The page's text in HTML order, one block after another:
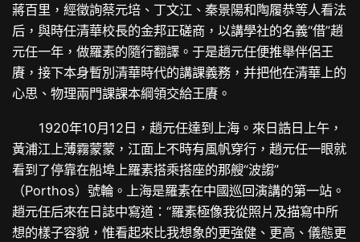
蔣百里，經徵詢蔡元培、丁文江、秦景陽和陶履恭等人看法
后，與時任清華校長的金邦正磋商，以講學社的名義“借”趙
元任一年，做羅素的隨行翻譯。于是趙元任便推舉伴侶王
賡，接下本身暫別清華時代的講課義務，并把他在清華上的
心思、物理兩門課課本綱領交給王賡。
1920年10月12日，趙元任達到上海。來日誥日上午，
黃浦江上薄霧蒙蒙，江面上不時有風帆穿行，趙元任一眼就
看到了停靠在船埠上羅素搭乘搭座的那艘“波謅”
（Porthos）號輪。上海是羅素在中國巡回演講的第一站。
趙元任后來在日誌中寫道：“羅素極像我從照片及描寫中所
想的樣子容貌，惟看起來比我想象的更強健、更高、儀態更